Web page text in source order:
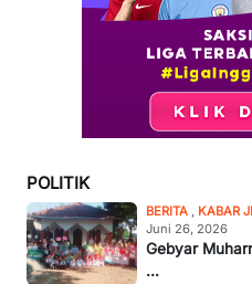
POLITIK
BERITA , KABAR
Juni 26, 2026
Gebyar
...